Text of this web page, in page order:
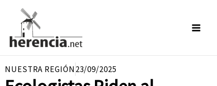
contenido
NUESTRA REGIÓN23/09/2025